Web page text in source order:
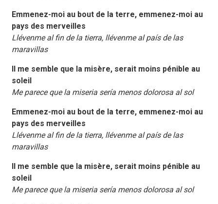
Emmenez-moi au bout de la terre, emmenez-moi au
pays des merveilles
Llévenme al fin de la tierra, llévenme al país de las
maravillas
Il me semble que la misère, serait moins pénible au
soleil
Me parece que la miseria sería menos dolorosa al sol
Emmenez-moi au bout de la terre, emmenez-moi au
pays des merveilles
Llévenme al fin de la tierra, llévenme al país de las
maravillas
Il me semble que la misère, serait moins pénible au
soleil
Me parece que la miseria sería menos dolorosa al sol